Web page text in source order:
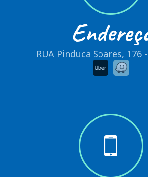
RUA Pinduca Soares, 176 -